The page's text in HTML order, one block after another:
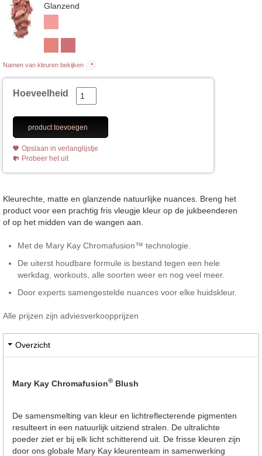
Glanzend
Namen van kleuren bekijken
Hoeveelheid
product toevoegen
Opslaan in verlanglijstje
Probeer het uit
Kleurechte, matte en glanzende natuurlijke nuances. Breng het
product voor een prachtig fris vleugje kleur op de jukbeenderen
of op het midden van de wangen aan.
Met de Mary Kay Chromafusion™ technologie.
De uiterst houdbare formule is bestand tegen een hele
werkdag, workouts, alle soorten weer en nog veel meer.
Door experts samengestelde nuances voor elke huidskleur.
Alle prijzen zijn adviesverkoopprijzen
Overzicht
Mary Kay Chromafusion® Blush
De samensmelting van kleur en lichtreflecterende pigmenten
resulteert in een natuurlijk uitziend stralen. De ultralichte
poeder ziet er bij elk licht schitterend uit. De frisse kleuren zijn
door ons globale Mary Kay kleurenteam in samenwerking